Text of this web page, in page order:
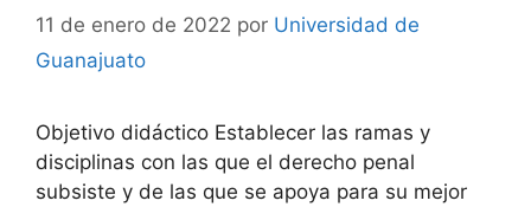
11 de enero de 2022 por Universidad de
Guanajuato
Objetivo didáctico Establecer las ramas y
disciplinas con las que el derecho penal
subsiste y de las que se apoya para su mejor